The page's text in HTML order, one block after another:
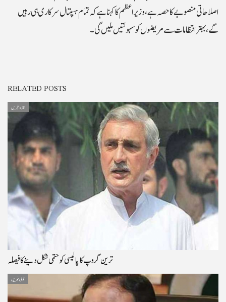
اصلاحاتی منصوبے کاحصہ ہے،وزیراعظم کاکہنا ہے کہ تمام ہسپتال سرکاری ہی رہیں
گے،بہترانتظامات سے مریضوں کوسہولتیں ملیں گی۔
RELATED POSTS
تازہ خبریں
ترین گروپ کا پالیسی کو حتمی شکل دینے کا فیصلہ
قومی خبریں